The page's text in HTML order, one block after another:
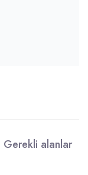
Gerekli alanlar